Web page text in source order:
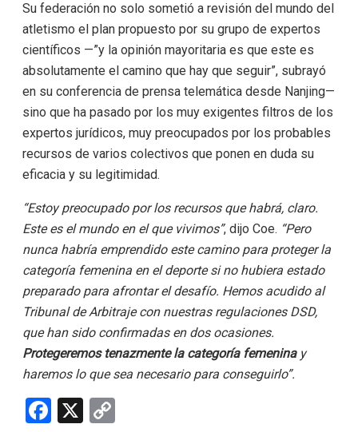
Su federación no solo sometió a revisión del mundo del
atletismo el plan propuesto por su grupo de expertos
científicos —”y la opinión mayoritaria es que este es
absolutamente el camino que hay que seguir”, subrayó
en su conferencia de prensa telemática desde Nanjing—
sino que ha pasado por los muy exigentes filtros de los
expertos jurídicos, muy preocupados por los probables
recursos de varios colectivos que ponen en duda su
eficacia y su legitimidad.
“Estoy preocupado por los recursos que habrá, claro.
Este es el mundo en el que vivimos”, dijo Coe. “Pero
nunca habría emprendido este camino para proteger la
categoría femenina en el deporte si no hubiera estado
preparado para afrontar el desafío. Hemos acudido al
Tribunal de Arbitraje con nuestras regulaciones DSD,
que han sido confirmadas en dos ocasiones.
Protegeremos tenazmente la categoría femeninay
haremos lo que sea necesario para conseguirlo”.
F X C